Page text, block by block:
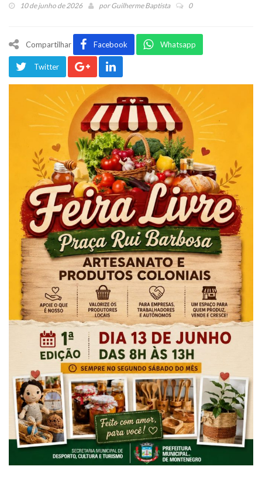
10 de junho de 2026 porGuilherme Baptista 0
Compartilhar Facebook Whatsapp
Twitter